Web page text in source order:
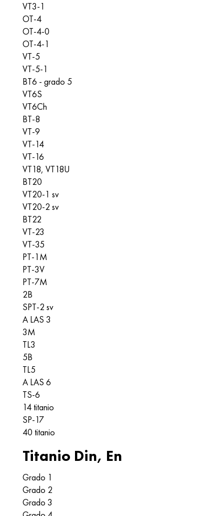
VT3-1
OT-4
OT-4-0
OT-4-1
VT-5
VT-5-1
BT6 - grado 5
VT6S
VT6Ch
BT-8
VT-9
VT-14
VT-16
VT18, VT18U
BT20
VT20-1 sv
VT20-2 sv
BT22
VT-23
VT-35
PT-1M
PT-3V
PT-7M
2B
SPT-2 sv
A LAS 3
3M
TL3
5B
TL5
A LAS 6
TS-6
14 titanio
SP-17
40 titanio
Titanio Din, En
Grado 1
Grado 2
Grado 3